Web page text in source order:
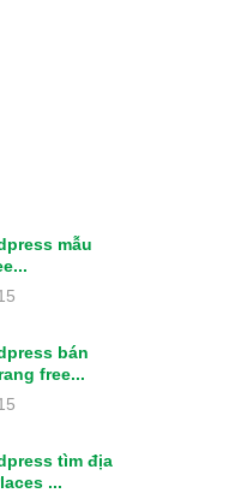
mẫu
bán
free...
tìm địa
...